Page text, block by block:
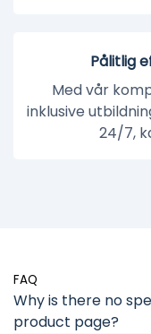
Pålitlig
Med vår
inklusive
24/7,
FAQ
Why is there no
product page?